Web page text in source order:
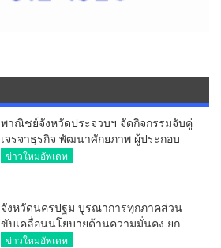
พาณิชย์จังหวัดประจวบฯ จัดกิจกรรมจับคู่
เจรจาธุรกิจ พัฒนาศักยภาพ ผู้ประกอบ
การ ขยายช่องทางการค้า สู่การค้า
ข่าวใหม่อัพเดท
จังหวัดนครปฐม บูรณาการทุกภาคส่วน
ขับเคลื่อนนโยบายด้านความมั่นคง ยก
ระดับการป้องกันอาชญากรรมทาง
ข่าวใหม่อัพเดท